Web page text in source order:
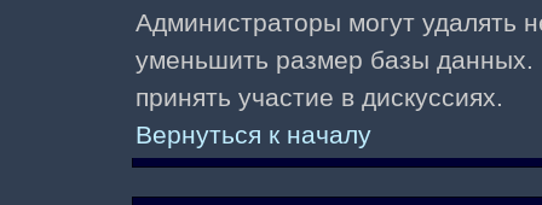
Администраторы могут удалять
уменьшить размер базы данных.
принять участие в дискуссиях.
Вернуться к началу